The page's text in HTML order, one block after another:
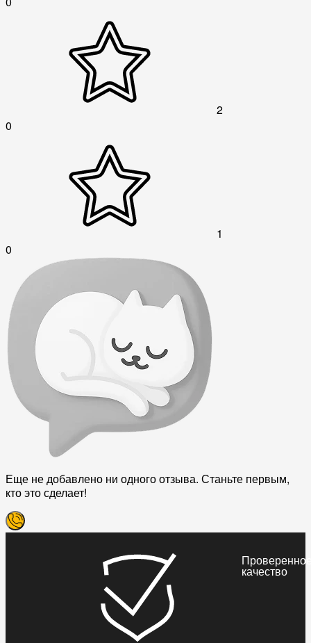
2
0
1
0
Еще не добавлено ни одного отзыва. Станьте первым,
кто это сделает!
качество